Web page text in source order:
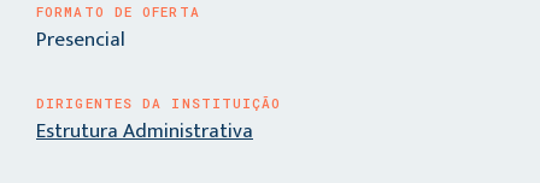
FORMATO DE OFERTA
Presencial
DIRIGENTES DA INSTITUIÇÃO
Estrutura Administrativa